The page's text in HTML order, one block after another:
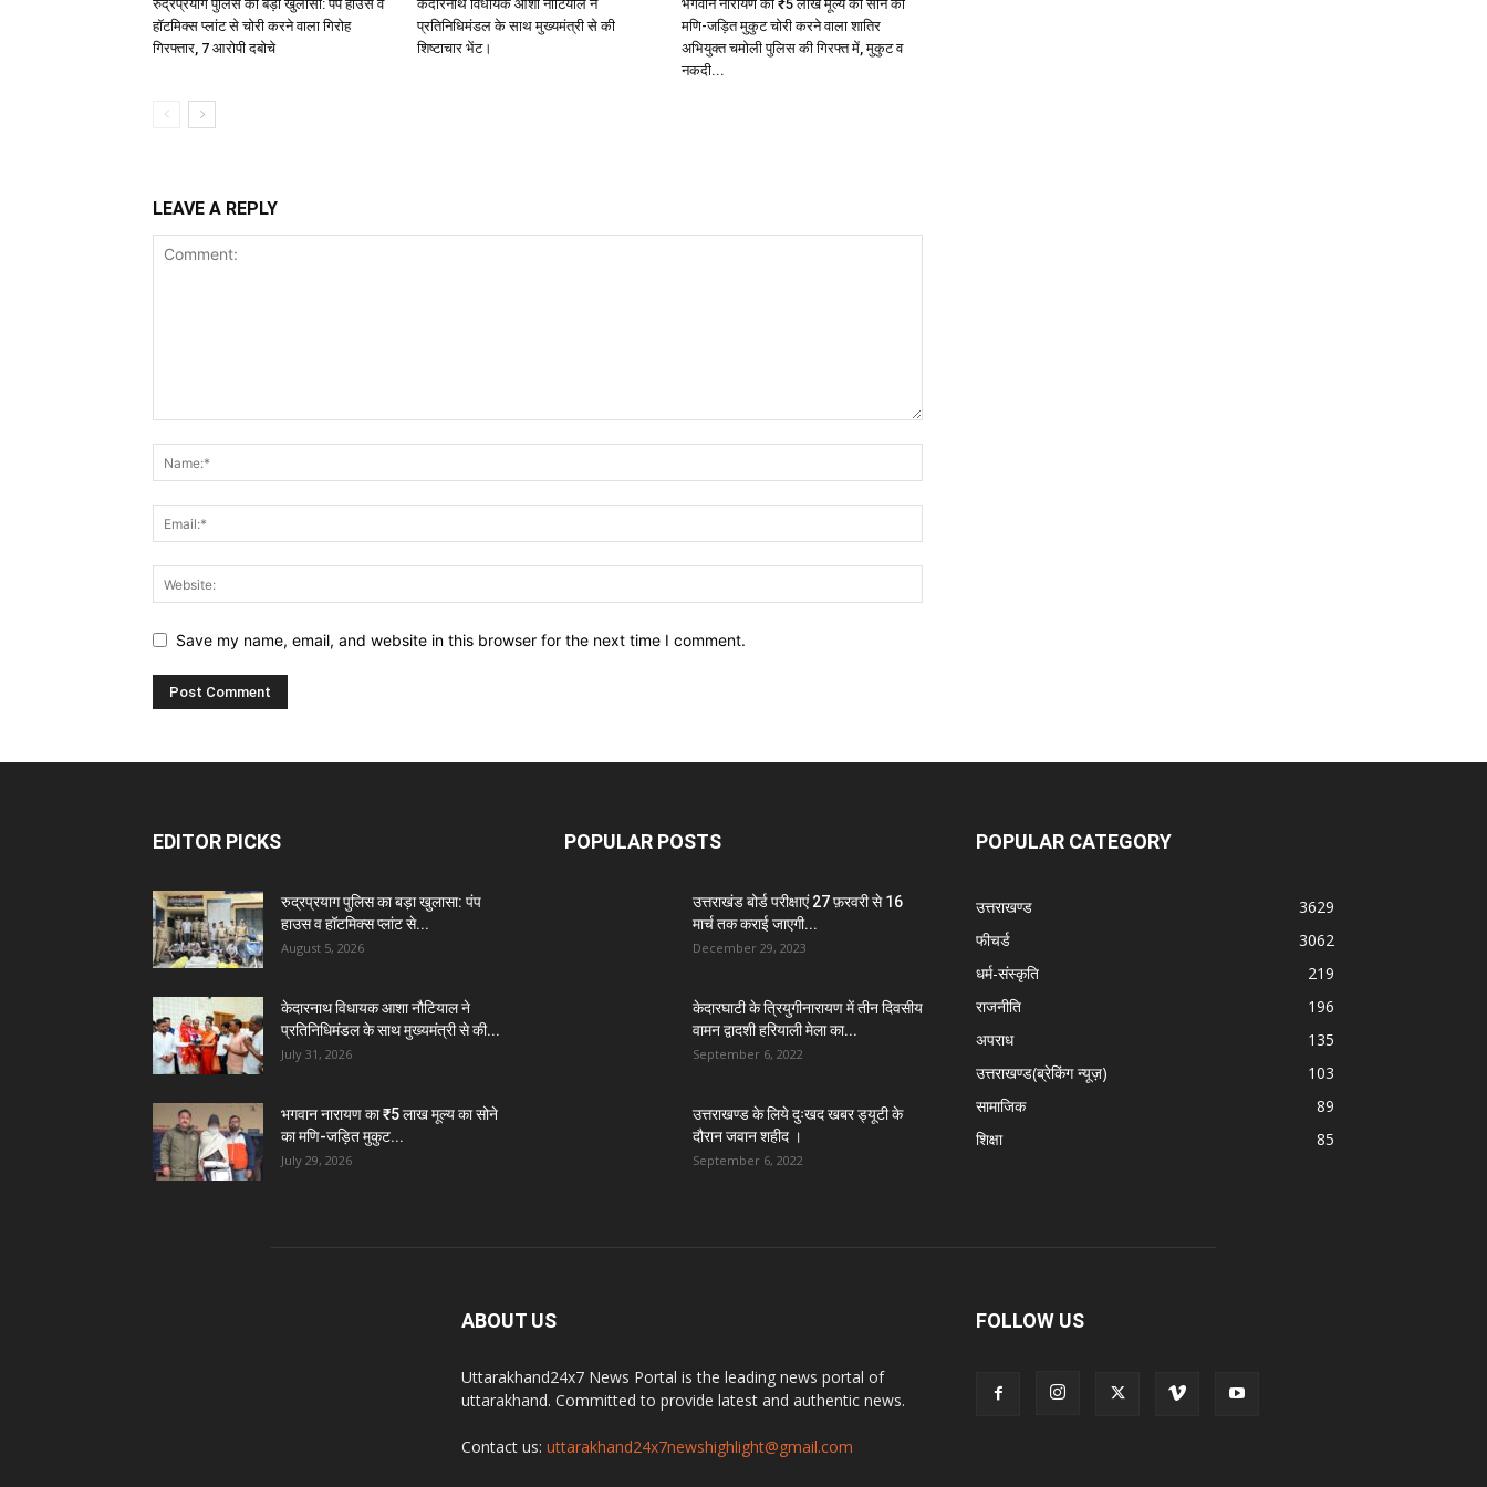
रुद्रप्रयाग पुलिस का बड़ा खुलासा: पंप हाउस व
हॉटमिक्स प्लांट से चोरी करने वाला गिरोह
गिरफ्तार, 7 आरोपी दबोचे
केदारनाथ विधायक आशा नौटियाल ने
प्रतिनिधिमंडल के साथ मुख्यमंत्री से की
शिष्टाचार भेंट।
भगवान नारायण का ₹5 लाख मूल्य का सोने का
मणि-जड़ित मुकुट चोरी करने वाला शातिर
अभियुक्त चमोली पुलिस की गिरफ्त में, मुकुट व
नकदी...
LEAVE A REPLY
Save my name, email, and website in this browser for the next time I comment.
EDITOR PICKS
रुद्रप्रयाग पुलिस का बड़ा खुलासा: पंप
हाउस व हॉटमिक्स प्लांट से...
August 5, 2026
केदारनाथ विधायक आशा नौटियाल ने
प्रतिनिधिमंडल के साथ मुख्यमंत्री से की...
July 31, 2026
भगवान नारायण का ₹5 लाख मूल्य का सोने
का मणि-जड़ित मुकुट...
July 29, 2026
POPULAR POSTS
उत्तराखंड बोर्ड परीक्षाएं 27 फ़रवरी से 16
मार्च तक कराई जाएगी...
December 29, 2023
केदारघाटी के त्रियुगीनारायण में तीन दिवसीय
वामन द्वादशी हरियाली मेला का...
September 6, 2022
उत्तराखण्ड के लिये दुःखद खबर ड्यूटी के
दौरान जवान शहीद ।
September 6, 2022
POPULAR CATEGORY
उत्तराखण्ड
3629
फीचर्ड
3062
धर्म-संस्कृति
219
राजनीति
196
अपराध
135
उत्तराखण्ड(ब्रेकिंग न्यूज़)
103
सामाजिक
89
शिक्षा
85
ABOUT US
Uttarakhand24x7 News Portal is the leading news portal of
uttarakhand. Committed to provide latest and authentic news.
Contact us: uttarakhand24x7newshighlight@gmail.com
FOLLOW US